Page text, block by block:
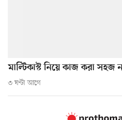
মাল্টিকাস্ট নিয়ে কাজ করা সহজ
৩ ঘণ্টা আগে